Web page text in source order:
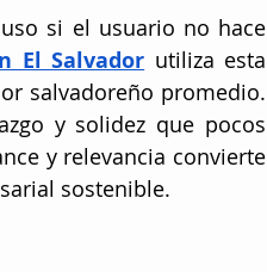
si el usuario no hace
El Salvador utiliza esta
salvadoreño promedio.
y solidez que pocos
y relevancia convierte
sostenible.